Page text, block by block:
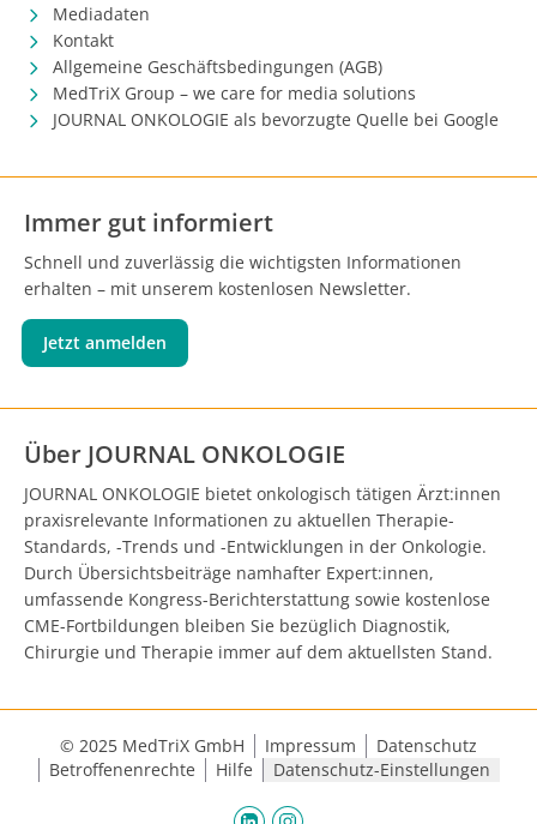
Mediadaten
Kontakt
Allgemeine Geschäftsbedingungen (AGB)
MedTriX Group – we care for media solutions
JOURNAL ONKOLOGIE als bevorzugte Quelle bei Google
Immer gut informiert
Schnell und zuverlässig die wichtigsten Informationen
erhalten – mit unserem kostenlosen Newsletter.
Jetzt anmelden
Über JOURNAL ONKOLOGIE
JOURNAL ONKOLOGIE bietet onkologisch tätigen Ärzt:innen
praxisrelevante Informationen zu aktuellen Therapie-
Standards, -Trends und -Entwicklungen in der Onkologie.
Durch Übersichtsbeiträge namhafter Expert:innen,
umfassende Kongress-Berichterstattung sowie kostenlose
CME-Fortbildungen bleiben Sie bezüglich Diagnostik,
Chirurgie und Therapie immer auf dem aktuellsten Stand.
© 2025 MedTriX GmbH Impressum
Datenschutz
Betroffenenrechte
Hilfe Datenschutz-Einstellungen